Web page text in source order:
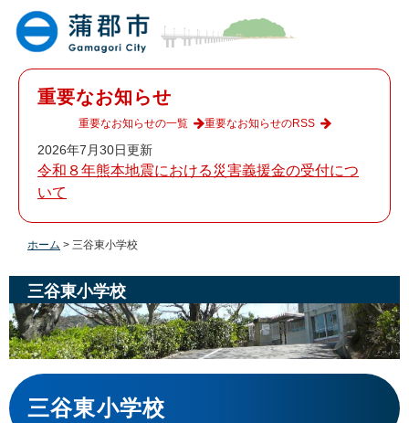
重要なお知らせ
2026年7月30日更新
令和８年熊本地震における災害義援金の受付につ
いて
重要なお知らせの一覧 重要なお知らせのRSS
ホーム > 三谷東小学校
三谷東小学校
本
文
三谷東小学校